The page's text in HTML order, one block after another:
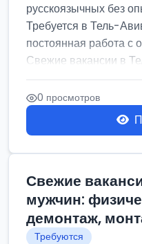
русскоязычных без
Требуется в Тель-
постоянная работа с
Свежие вакансии в
женщин от хозя...
0 просмотров
Свежие
мужчин:
демонтаж,
Требуются